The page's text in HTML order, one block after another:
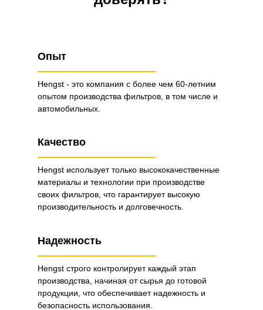
Опыт
Hengst - это компания с более чем 60-летним
опытом производства фильтров, в том числе и
автомобильных.
Качество
Надежность
Hengst использует только высококачественные
материалы и технологии при производстве
своих фильтров, что гарантирует высокую
производительность и долговечность.
Hengst строго контролирует каждый этап
производства, начиная от сырья до готовой
продукции, что обеспечивает надежность и
безопасность использования.